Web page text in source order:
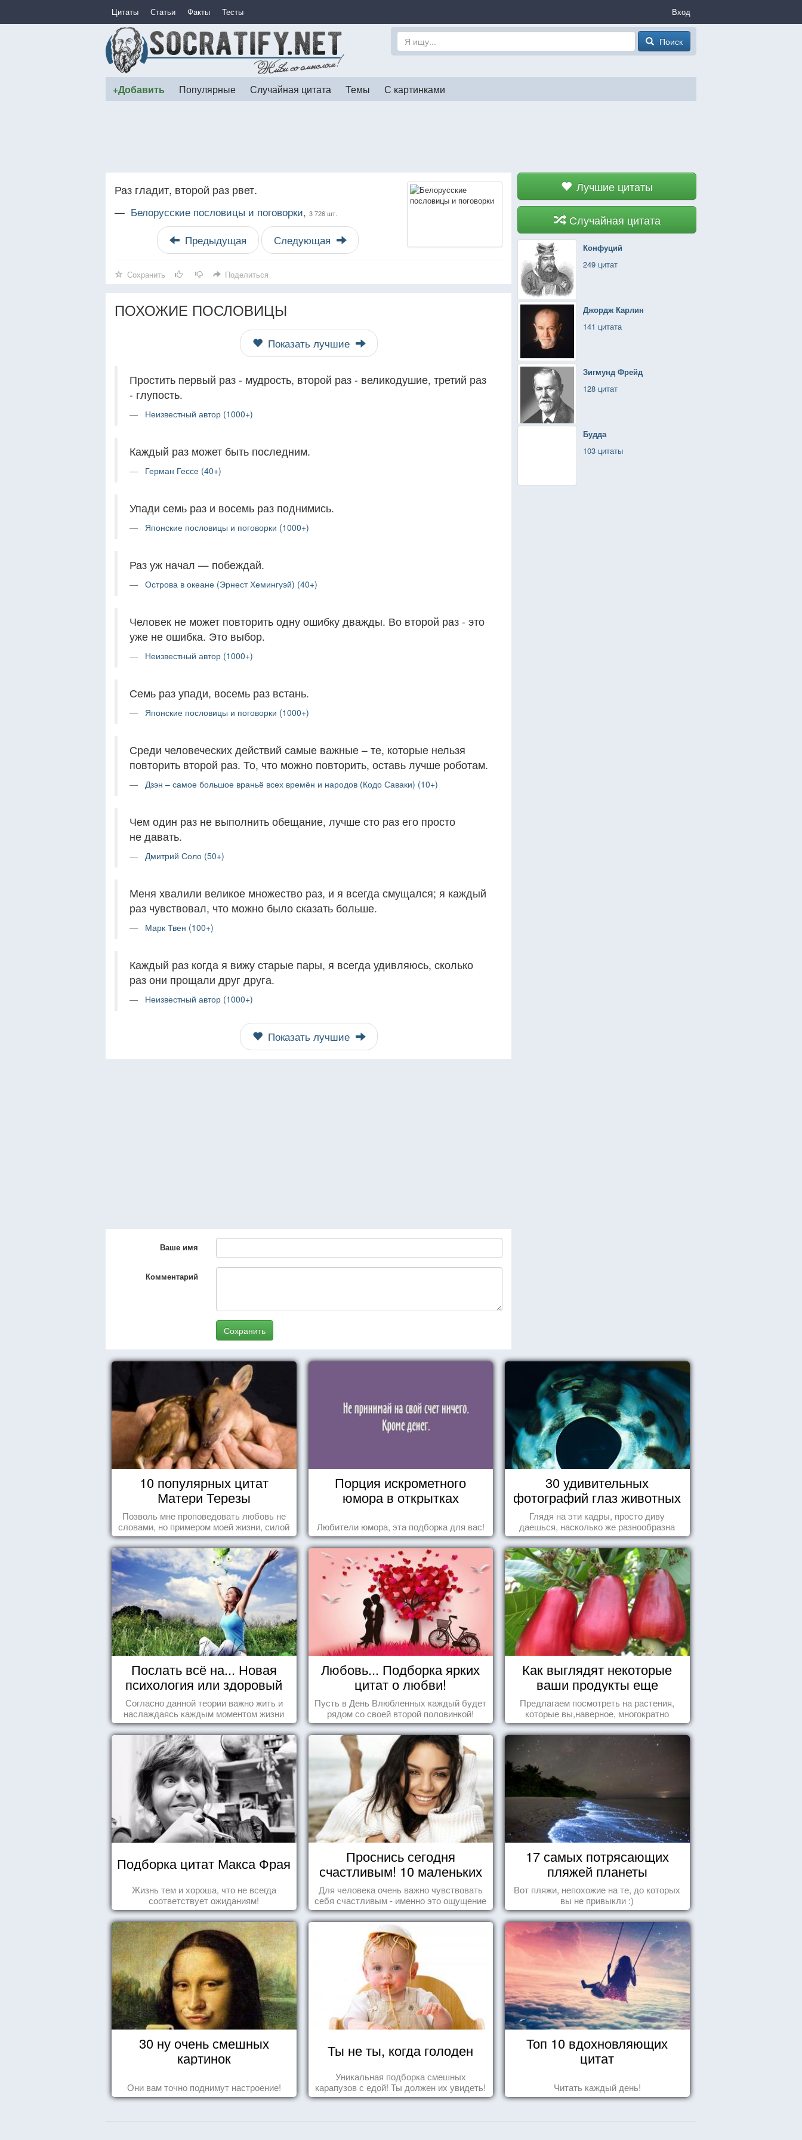
Цитаты Статьи Факты Тесты Вход
Поиск
+Добавить Популярные Случайная цитата Темы С картинками
Лучшие цитаты
Случайная цитата
Конфуций
249 цитат
Джордж Карлин
141 цитата
Зигмунд Фрейд
128 цитат
Будда
103 цитаты
Раз гладит, второй раз рвет.
— Белорусские пословицы и поговорки, 3 726 шт.
Предыдущая Следующая
Сохранить Поделиться
ПОХОЖИЕ ПОСЛОВИЦЫ
Показать лучшие
Простить первый раз - мудрость, второй раз - великодушие, третий раз
- глупость.
Неизвестный автор (1000+)
Каждый раз может быть последним.
Герман Гессе (40+)
Упади семь раз и восемь раз поднимись.
Японские пословицы и поговорки (1000+)
Раз уж начал — побеждай.
Острова в океане (Эрнест Хемингуэй) (40+)
Человек не может повторить одну ошибку дважды. Во второй раз - это
уже не ошибка. Это выбор.
Неизвестный автор (1000+)
Семь раз упади, восемь раз встань.
Японские пословицы и поговорки (1000+)
Среди человеческих действий самые важные – те, которые нельзя
повторить второй раз. То, что можно повторить, оставь лучше роботам.
Дзэн – самое большое враньё всех времён и народов (Кодо Саваки) (10+)
Чем один раз не выполнить обещание, лучше сто раз его просто
не давать.
Дмитрий Соло (50+)
Меня хвалили великое множество раз, и я всегда смущался; я каждый
раз чувствовал, что можно было сказать больше.
Марк Твен (100+)
Каждый раз когда я вижу старые пары, я всегда удивляюсь, сколько
раз они прощали друг друга.
Неизвестный автор (1000+)
Показать лучшие
Ваше имя
Комментарий
Сохранить
10 популярных цитат
Матери Терезы
Позволь мне проповедовать любовь не
словами, но примером моей жизни, силой
влечения, воодушевляющим влиянием ...
Порция искрометного
юмора в открытках
Любители юмора, эта подборка для вас!
30 удивительных
фотографий глаз животных
Глядя на эти кадры, просто диву
даешься, насколько же разнообразна
природа нашего мира!
Послать всё на... Новая
психология или здоровый
пофигизм.
Согласно данной теории важно жить и
наслаждаясь каждым моментом жизни
осознанно и с удовольствием. Как это,
попробуем разобраться на реальных
примерах.
Любовь... Подборка ярких
цитат о любви!
Пусть в День Влюбленных каждый будет
рядом со своей второй половинкой!
Как выглядят некоторые
ваши продукты еще
живыми?
Предлагаем посмотреть на растения,
которые вы,наверное, многократно
видели , но никогда не представляли
себе, что употребляете их в пищу.
Подборка цитат Макса Фрая
Жизнь тем и хороша, что не всегда
соответствует ожиданиям!
Проснись сегодня
счастливым! 10 маленьких
радостей настоящего
Счастья
Для человека очень важно чувствовать
себя счастливым - именно это ощущение
дарит позитивные эмоции и превращает
каждый день в маленький праздник.
17 самых потрясающих
пляжей планеты
Вот пляжи, непохожие на те, до которых
вы не привыкли :)
30 ну очень смешных
картинок
Они вам точно поднимут настроение!
Ты не ты, когда голоден
Уникальная подборка смешных
карапузов с едой! Ты должен их увидеть!
Топ 10 вдохновляющих
цитат
Читать каждый день!